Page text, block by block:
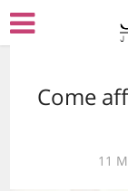
Come
11